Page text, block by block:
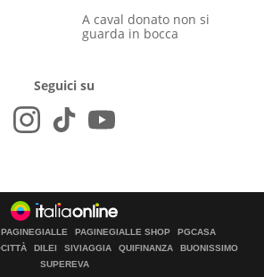
A caval donato non si
guarda in bocca
Seguici su
PAGINEGIALLE PAGINEGIALLE SHOP
PGCASA
DILEI SIVIAGGIA QUIFINANZA
BUONISSIMO
SUPEREVA